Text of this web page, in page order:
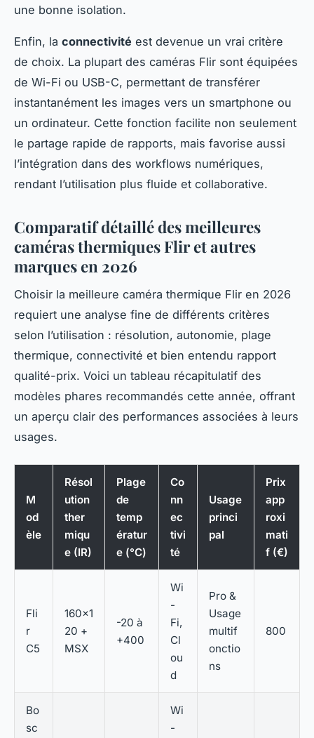
une bonne isolation.
Enfin, la connectivité est devenue un vrai critère
de choix. La plupart des caméras Flir sont équipées
de Wi-Fi ou USB-C, permettant de transférer
instantanément les images vers un smartphone ou
un ordinateur. Cette fonction facilite non seulement
le partage rapide de rapports, mais favorise aussi
l’intégration dans des workflows numériques,
rendant l’utilisation plus fluide et collaborative.
Comparatif détaillé des meilleures
caméras thermiques Flir et autres
marques en 2026
Choisir la meilleure caméra thermique Flir en 2026
requiert une analyse fine de différents critères
selon l’utilisation : résolution, autonomie, plage
thermique, connectivité et bien entendu rapport
qualité-prix. Voici un tableau récapitulatif des
modèles phares recommandés cette année, offrant
un aperçu clair des performances associées à leurs
usages.
M
od
èle
Résol
ution
ther
miqu
e (IR)
Plage
de
temp
ératur
e (°C)
Co
nn
ec
tivi
té
Usage
princi
pal
Prix
app
roxi
mati
f (€)
Fli
r
C5
160×1
20 +
MSX
-20 à
+400
Wi
-
Fi,
Cl
ou
d
Pro &
Usage
multif
onctio
ns
800
Bo
sc
Wi
-